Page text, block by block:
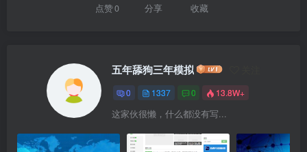
点赞0 分享 收藏
五年舔狗三年模拟
0 1337 0 13.8W+
这家伙很懒，什么都没有写...